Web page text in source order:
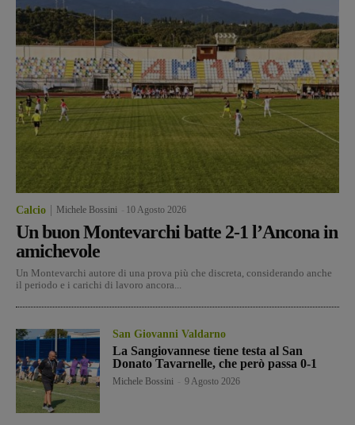
Calcio Michele Bossini 10 Agosto 2026
Un buon Montevarchi batte 2-1 l’Ancona in
amichevole
Un Montevarchi autore di una prova più che discreta, considerando anche
il periodo e i carichi di lavoro ancora...
San Giovanni Valdarno
La Sangiovannese tiene testa al San
Donato Tavarnelle, che però passa 0-1
Michele Bossini 9 Agosto 2026